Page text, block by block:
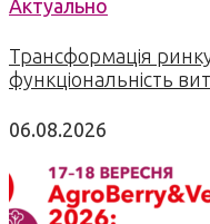
Актуально
Трансформація
функціональність
06.08.2026